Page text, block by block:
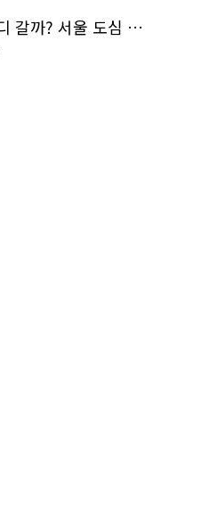
여름방학 어디 갈까? 서울 도심 무료 실내 여행 코스 추천